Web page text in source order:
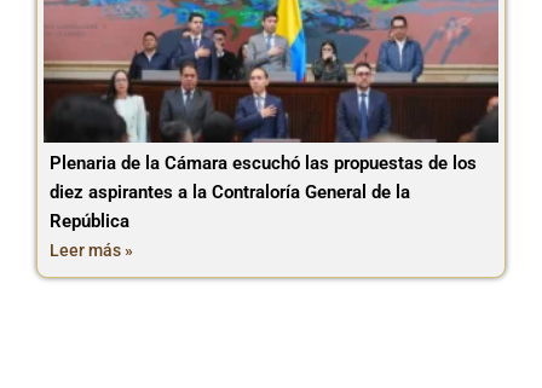
Plenaria de la Cámara escuchó las propuestas de los
diez aspirantes a la Contraloría General de la
República
Leer más »